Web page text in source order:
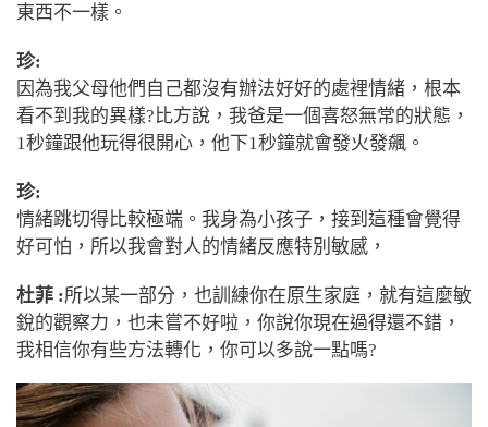
東西不一樣。
珍:
因為我父母他們自己都沒有辦法好好的處裡情緒，根本
看不到我的異樣?比方說，我爸是一個喜怒無常的狀態，
1秒鐘跟他玩得很開心，他下1秒鐘就會發火發飆。
珍:
情緒跳切得比較極端。我身為小孩子，接到這種會覺得
好可怕，所以我會對人的情緒反應特別敏感，
杜菲 :所以某一部分，也訓練你在原生家庭，就有這麼敏
銳的觀察力，也未嘗不好啦，你說你現在過得還不錯，
我相信你有些方法轉化，你可以多說一點嗎?